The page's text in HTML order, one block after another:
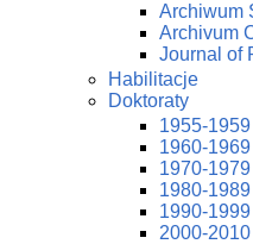
Archiwum
Archivum
Journal of
Habilitacje
Doktoraty
1955-1959
1960-1969
1970-1979
1980-1989
1990-1999
2000-2010